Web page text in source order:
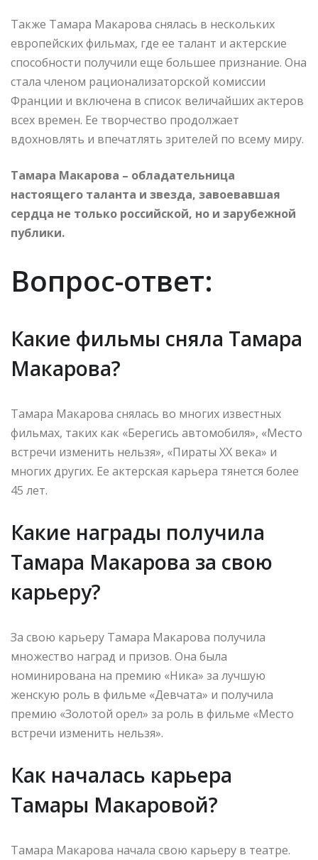
Также Тамара Макарова снялась в нескольких
европейских фильмах, где ее талант и актерские
способности получили еще большее признание. Она
стала членом рационализаторской комиссии
Франции и включена в список величайших актеров
всех времен. Ее творчество продолжает
вдохновлять и впечатлять зрителей по всему миру.
Тамара Макарова – обладательница
настоящего таланта и звезда, завоевавшая
сердца не только российской, но и зарубежной
публики.
Вопрос-ответ:
Какие фильмы сняла Тамара
Макарова?
Тамара Макарова снялась во многих известных
фильмах, таких как «Берегись автомобиля», «Место
встречи изменить нельзя», «Пираты XX века» и
многих других. Ее актерская карьера тянется более
45 лет.
Какие награды получила
Тамара Макарова за свою
карьеру?
За свою карьеру Тамара Макарова получила
множество наград и призов. Она была
номинирована на премию «Ника» за лучшую
женскую роль в фильме «Девчата» и получила
премию «Золотой орел» за роль в фильме «Место
встречи изменить нельзя».
Как началась карьера
Тамары Макаровой?
Тамара Макарова начала свою карьеру в театре.